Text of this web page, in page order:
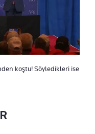
koştu! Söyledikleri ise